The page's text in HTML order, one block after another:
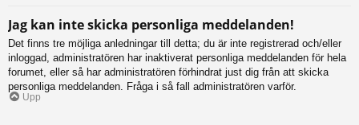
Jag kan inte skicka personliga meddelanden!
Det finns tre möjliga anledningar till detta; du är inte registrerad och/eller
inloggad, administratören har inaktiverat personliga meddelanden för hela
forumet, eller så har administratören förhindrat just dig från att skicka
personliga meddelanden. Fråga i så fall administratören varför.
Upp